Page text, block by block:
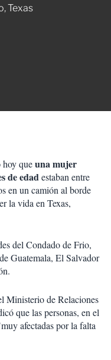
Texas
queuna mujer
de edadestaban entre
en un camión al borde
la vida en Texas,
del Condado de Frio,
Guatemala, El Salvador
Ministerio de Relaciones
que las personas, en el
afectadas por la falta